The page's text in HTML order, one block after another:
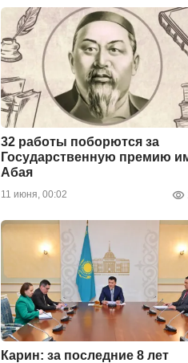
32 работы поборются за
Государственную премию
Абая
11 июня, 00:02
Карин: за последние 8 лет